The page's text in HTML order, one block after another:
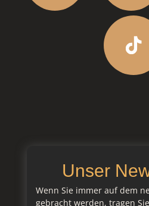
Unser
Wenn Sie immer auf dem
gebracht werden, tragen